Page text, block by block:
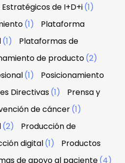
Estratégicos de I+D+i(1)
(1)
Plataforma
(1)
Plataformas de
de producto(2)
(1)
Posicionamiento
Directivas(1)
Prensa y
de cáncer(1)
(2)
Producción de
digital(1)
Productos
de apoyo al paciente(4)